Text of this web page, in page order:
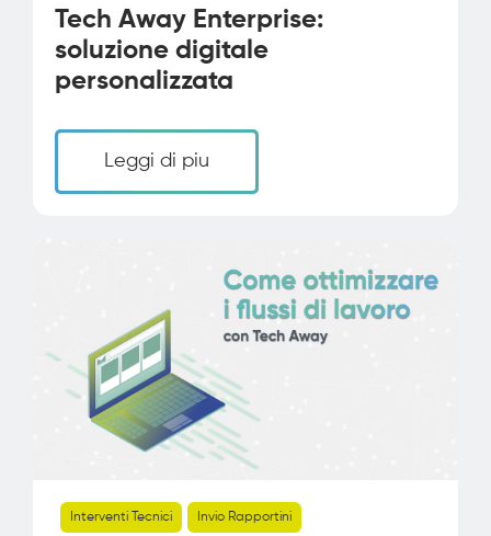
Tech Away Enterprise:
soluzione digitale
personalizzata
Leggi di piu
Interventi Tecnici Invio Rapportini